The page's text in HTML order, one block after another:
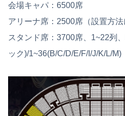
会場キャパ：6500席
アリーナ席：2500席（設置方法
スタンド席：3700席、1~22列
ック)/1~36(B/C/D/E/F/I/J/K/L/M)